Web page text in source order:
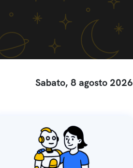
Sabato, 8 agosto 2026